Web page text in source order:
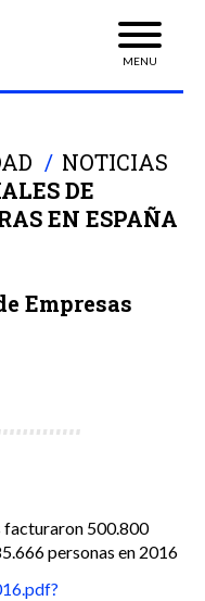
MENU
NOTICIAS
DE
EN ESPAÑA
Empresas
facturaron 500.800
personas en 2016